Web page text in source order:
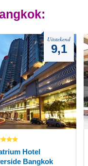
Uitstekend
9,1
Hotel
Bangkok